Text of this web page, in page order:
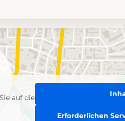
auf die
Erforderlichen